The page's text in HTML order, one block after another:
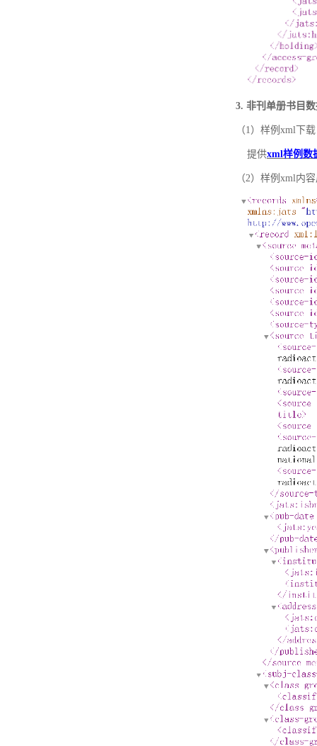
3. 非刊单册书目
（1）样例xml下载
提供xml样例数
（2）样例xml内